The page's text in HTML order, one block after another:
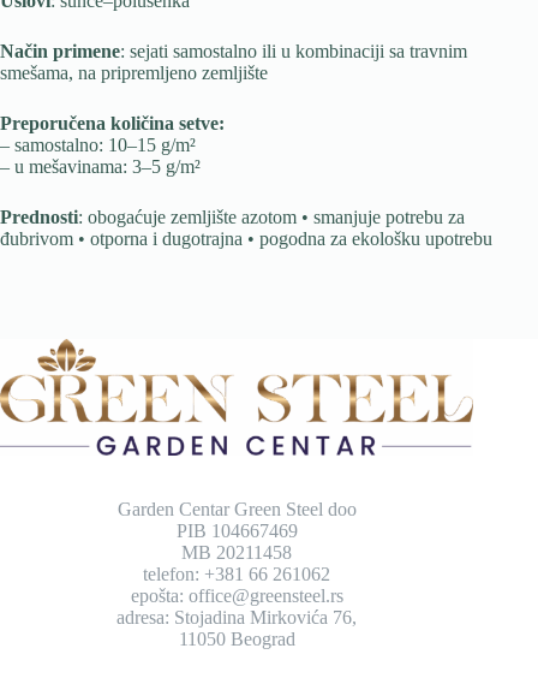
Način primene: sejati samostalno ili u kombinaciji sa travnim
smešama, na pripremljeno zemljište
Preporučena količina setve:
– samostalno: 10–15 g/m²
– u mešavinama: 3–5 g/m²
Prednosti: obogaćuje zemljište azotom • smanjuje potrebu za
đubrivom • otporna i dugotrajna • pogodna za ekološku upotrebu
Garden Centar Green Steel doo
PIB 104667469
MB 20211458
telefon: +381 66 261062
epošta: office@greensteel.rs
adresa: Stojadina Mirkovića 76,
11050 Beograd